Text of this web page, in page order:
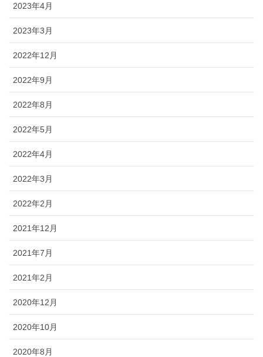
2023年4月
2023年3月
2022年12月
2022年9月
2022年8月
2022年5月
2022年4月
2022年3月
2022年2月
2021年12月
2021年7月
2021年2月
2020年12月
2020年10月
2020年8月